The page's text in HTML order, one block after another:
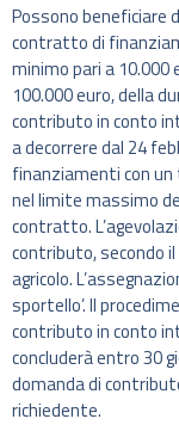
Possono beneficiare
contratto di
minimo pari a 10.000
100.000 euro, della
contributo in conto
a decorrere dal 24
finanziamenti con
nel limite massimo
contratto.
contributo, secondo
agricolo.
sportello’. Il
contributo in conto
concluderà entro 30
domanda di
richiedente.